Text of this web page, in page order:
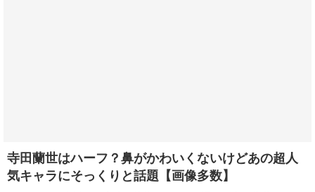
寺田蘭世はハーフ？鼻がかわいくないけどあの超人
気キャラにそっくりと話題【画像多数】